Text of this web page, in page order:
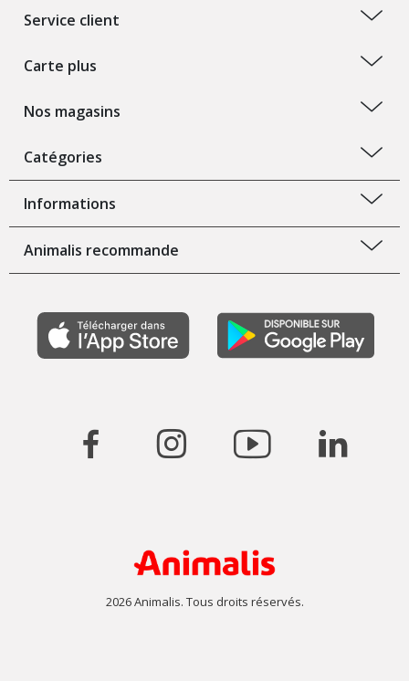
Service client
Carte plus
Nos magasins
Catégories
Informations
Animalis recommande
2026 Animalis. Tous droits réservés.